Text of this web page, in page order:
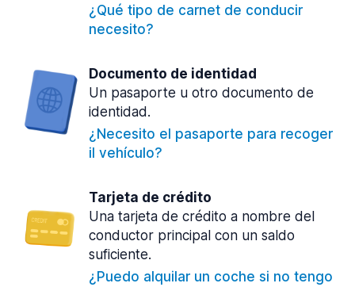
¿Qué tipo de carnet de conducir
necesito?
Documento de identidad
Un pasaporte u otro documento de
identidad.
¿Necesito el pasaporte para recoger
il vehículo?
Tarjeta de crédito
Una tarjeta de crédito a nombre del
conductor principal con un saldo
suficiente.
¿Puedo alquilar un coche si no tengo